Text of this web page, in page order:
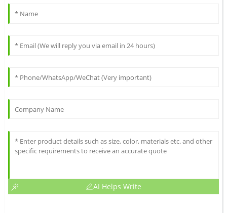
AI Helps Write